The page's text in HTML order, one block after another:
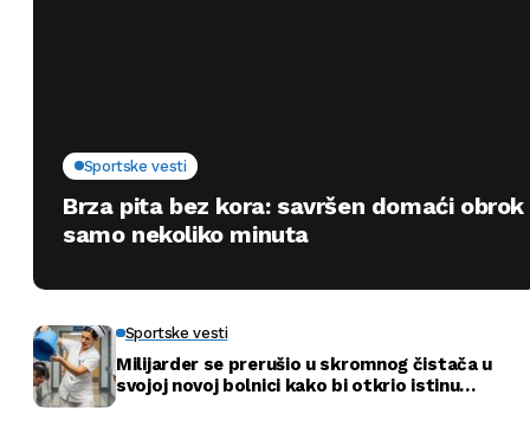
Sportske vesti
Brza pita bez kora: savršen domaći obrok
samo nekoliko minuta
Sportske vesti
Milijarder se prerušio u skromnog čistača u
svojoj novoj bolnici kako bi otkrio istinu…